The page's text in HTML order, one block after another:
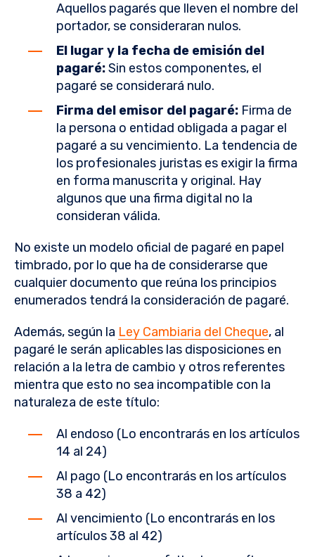
Aquellos pagarés que lleven el nombre del
portador, se consideraran nulos.
El lugar y la fecha de emisión del
pagaré:Sin estos componentes, el
pagaré se considerará nulo.
Firma del emisor del pagaré: Firma de
la persona o entidad obligada a pagar el
pagaré a su vencimiento. La tendencia de
los profesionales juristas es exigir la firma
en forma manuscrita y original. Hay
algunos que una firma digital no la
consideran válida.
No existe un modelo oficial de pagaré en papel
timbrado, por lo que ha de considerarse que
cualquier documento que reúna los principios
enumerados tendrá la consideración de pagaré.
Además, según la Ley Cambiaria del Cheque, al
pagaré le serán aplicables las disposiciones en
relación a la letra de cambio y otros referentes
mientra que esto no sea incompatible con la
naturaleza de este título:
Al endoso (Lo encontrarás en los artículos
14 al 24)
Al pago (Lo encontrarás en los artículos
38 a 42)
Al vencimiento (Lo encontrarás en los
artículos 38 al 42)